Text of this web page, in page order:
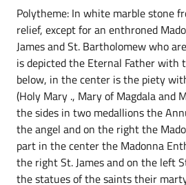
Polytheme: In white marble stone
relief, except for an enthroned
James and St. Bartholomew who
is depicted the Eternal Father with
below, in the center is the piety
(Holy Mary ., Mary of Magdala and
the sides in two medallions the
the angel and on the right the
part in the center the Madonna
the right St. James and on the left
the statues of the saints their